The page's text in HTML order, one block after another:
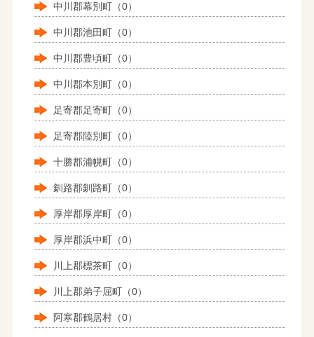
中川郡幕別町（0）
中川郡池田町（0）
中川郡豊頃町（0）
中川郡本別町（0）
足寄郡足寄町（0）
足寄郡陸別町（0）
十勝郡浦幌町（0）
釧路郡釧路町（0）
厚岸郡厚岸町（0）
厚岸郡浜中町（0）
川上郡標茶町（0）
川上郡弟子屈町（0）
阿寒郡鶴居村（0）